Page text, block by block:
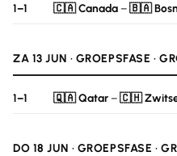
1–1 🇨🇦 Canada–🇧🇦
ZA 13 JUN · GROEPSFASE ·
1–1 🇶🇦 Qatar–🇨🇭
DO 18 JUN · GROEPSFASE ·